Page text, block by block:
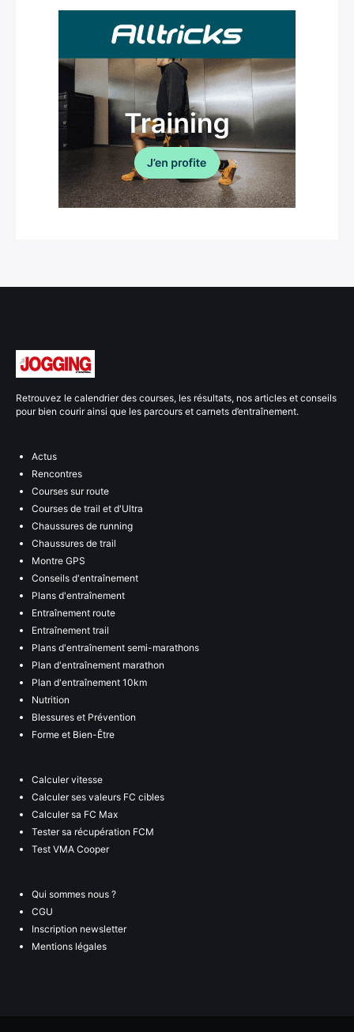
Retrouvez le calendrier des courses, les résultats, nos articles et conseils
pour bien courir ainsi que les parcours et carnets d’entraînement.
Actus
Rencontres
Courses sur route
Courses de trail et d'Ultra
Chaussures de running
Chaussures de trail
Montre GPS
Conseils d'entraînement
Plans d'entraînement
Entraînement route
Entraînement trail
Plans d'entraînement semi-marathons
Plan d'entraînement marathon
Plan d'entraînement 10km
Nutrition
Blessures et Prévention
Forme et Bien-Être
Calculer vitesse
Calculer ses valeurs FC cibles
Calculer sa FC Max
Tester sa récupération FCM
Test VMA Cooper
Qui sommes nous ?
CGU
Inscription newsletter
Mentions légales